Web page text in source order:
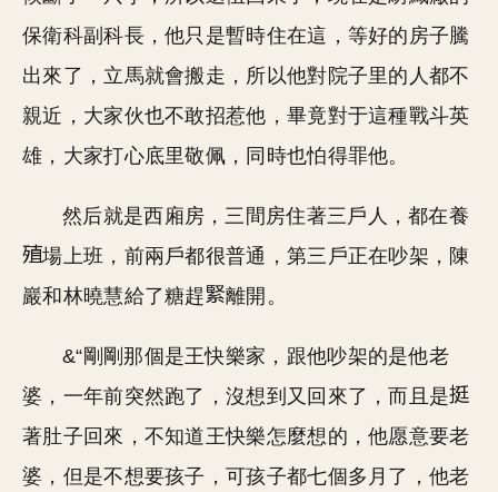
保衛科副科長，他只是暫時住在這，等好的房子騰
出來了，立馬就會搬走，所以他對院子里的人都不
親近，大家伙也不敢招惹他，畢竟對于這種戰斗英
雄，大家打心底里敬佩，同時也怕得罪他。
然后就是西廂房，三間房住著三戶人，都在養
場上班，前兩戶都很普通，第三戶正在吵架，陳
巖和林曉慧給了糖趕
離開。
&“剛剛那個是王快樂家，跟他吵架的是他老
婆，一年前突然跑了，沒想到又回來了，而且是
著肚子回來，不知道王快樂怎麼想的，他愿意要老
婆，但是不想要孩子，可孩子都七個多月了，他老